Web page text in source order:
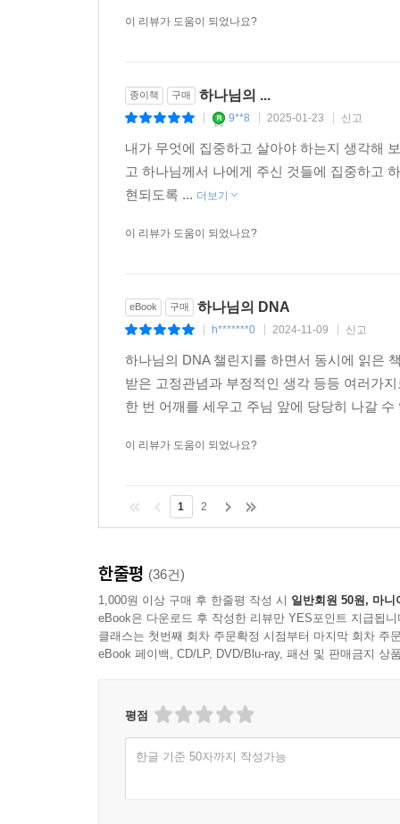
이 리뷰가 도움이 되었나요?
종이책 구매 하나님의 ...
9**8 2025-01-23 신고
내가 무엇에 집중하고 살아야 하는지 생각해
고 하나님께서 나에게 주신 것들에 집중하고
현되도록 ... 더보기
이 리뷰가 도움이 되었나요?
eBook 구매 하나님의 DNA
h*******0 2024-11-09 신고
하나님의 DNA 챌린지를 하면서 동시에 읽은
받은 고정관념과 부정적인 생각 등등 여러가
한 번 어깨를 세우고 주님 앞에 당당히 나갈
이 리뷰가 도움이 되었나요?
1 2
한줄평 (36건)
1,000원 이상 구매 후 한줄평 작성 시 일반회원 50원, 마니
eBook은 다운로드 후 작성한 리뷰만 YES포인트 지급됩니
클래스는 첫번째 회차 주문확정 시점부터 마지막 회차 주
eBook 페이백, CD/LP, DVD/Blu-ray, 패션 및 판매금지 상
평점
한글 기준 50자까지 작성가능